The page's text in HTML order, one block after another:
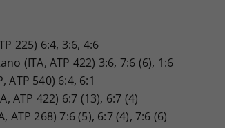
225) 6:4, 3:6, 4:6
(ITA, ATP 422) 3:6, 7:6 (6), 1:6
ATP 540) 6:4, 6:1
ATP 422) 6:7 (13), 6:7 (4)
ATP 268) 7:6 (5), 6:7 (4), 7:6 (6)